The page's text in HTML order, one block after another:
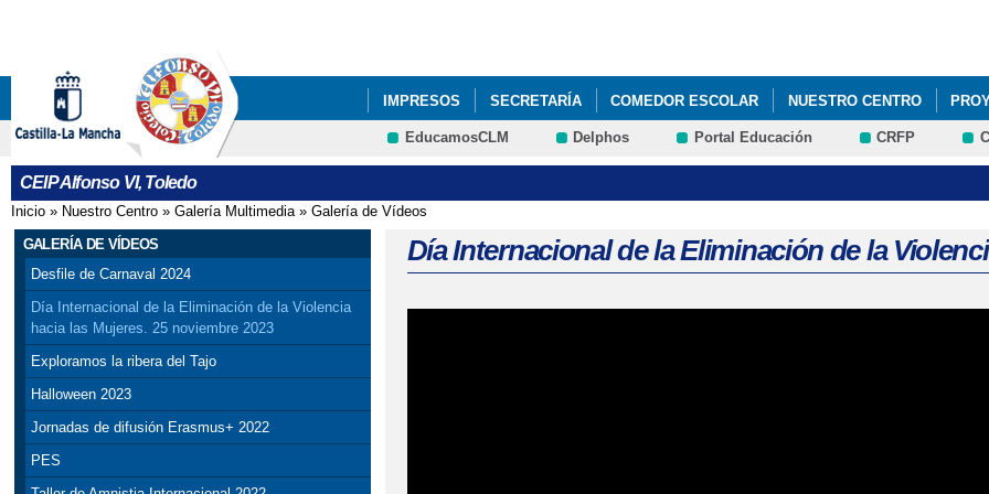
IMPRESOS SECRETARÍA COMEDOR ESCOLAR NUESTRO CENTRO
ESCUELA DE FAMILIAS
EducamosCLM Delphos Portal Educación CRFP
CEIP Alfonso VI, Toledo
Se encuentra usted aquí
Inicio » Nuestro Centro » Galería Multimedia» Galería de Vídeos
GALERÍA DE VÍDEOS
Desfile de Carnaval 2024
Día Internacional de la Eliminación de la Violencia
hacia las Mujeres. 25 noviembre 2023
Exploramos la ribera del Tajo
Halloween 2023
Jornadas de difusión Erasmus+ 2022
PES
Día Internacional de la Eliminación de la